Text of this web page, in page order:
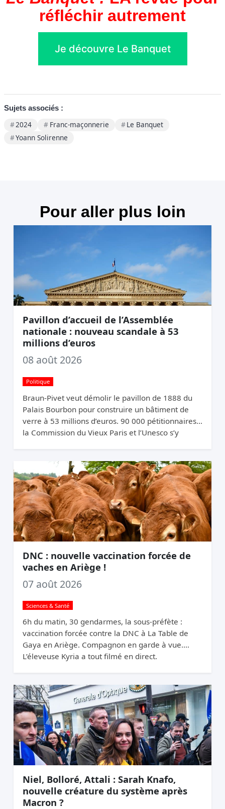
réfléchir autrement
Je découvre Le Banquet
Sujets associés :
2024 Franc-maçonnerie
Le Banquet
Yoann Solirenne
Pour aller plus loin
Pavillon d’accueil de l’Assemblée
nationale : nouveau scandale à 53
millions d’euros
08 août 2026
Politique
Braun-Pivet veut démolir le pavillon de 1888 du
Palais Bourbon pour construire un bâtiment de
verre à 53 millions d’euros. 90 000 pétitionnaires,
la Commission du Vieux Paris et l’Unesco s’y
DNC : nouvelle vaccination forcée de
vaches en Ariège !
07 août 2026
Sciences & Santé
6h du matin, 30 gendarmes, la sous-préfète :
vaccination forcée contre la DNC à La Table de
Gaya en Ariège. Compagnon en garde à vue.
L’éleveuse Kyria a tout filmé en direct.
Niel, Bolloré, Attali : Sarah Knafo,
nouvelle créature du système après
Macron ?